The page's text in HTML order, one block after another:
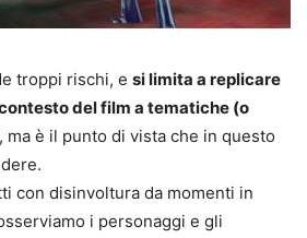
troppi rischi, e si limita a replicare
del film a tematiche (o
, ma è il punto di vista che in questo
con disinvoltura da momenti in
i personaggi e gli